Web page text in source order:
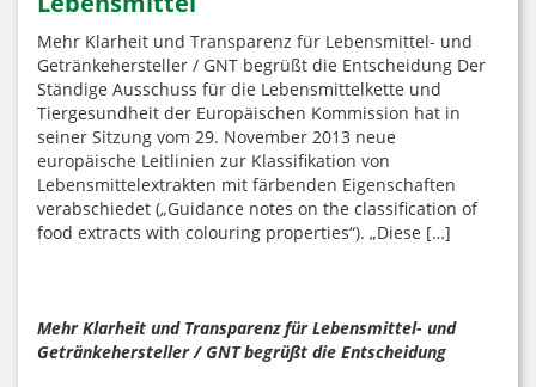
Mehr Klarheit und Transparenz für Lebensmittel- und
Getränkehersteller / GNT begrüßt die Entscheidung Der
Ständige Ausschuss für die Lebensmittelkette und
Tiergesundheit der Europäischen Kommission hat in
seiner Sitzung vom 29. November 2013 neue
europäische Leitlinien zur Klassifikation von
Lebensmittelextrakten mit färbenden Eigenschaften
verabschiedet („Guidance notes on the classification of
food extracts with colouring properties“). „Diese […]
Mehr Klarheit und Transparenz für Lebensmittel- und
Getränkehersteller / GNT begrüßt die Entscheidung